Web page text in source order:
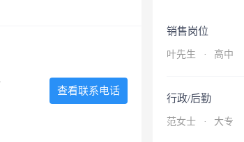
销售岗位
叶先生 · 高中
行政/后勤
范女士 · 大专
查看联系电话